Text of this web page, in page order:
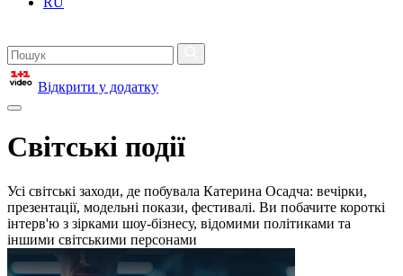
Відкрити у додатку
Світські події
Усі світські заходи, де побувала Катерина Осадча: вечірки,
презентації, модельні покази, фестивалі. Ви побачите короткі
інтерв'ю з зірками шоу-бізнесу, відомими політиками та
іншими світськими персонами